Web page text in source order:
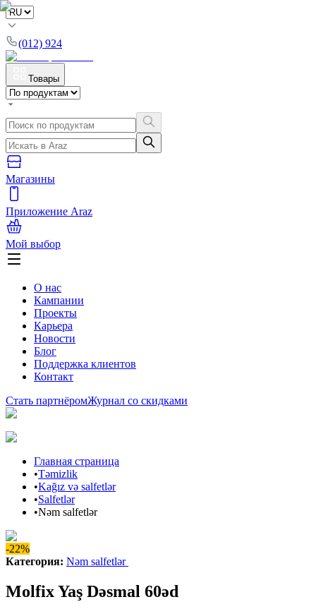
(012) 924
Товары
Магазины
Приложение Araz
Мой выбор
О нас
Кампании
Проекты
Карьера
Новости
Блог
Поддержка клиентов
Контакт
Стать партнёромЖурнал со скидками
Главная страница
•Təmizlik
•Kağız və salfetlər
•Salfetlər
•Nəm salfetlər
-22%
Категория: Nəm salfetlər
Molfix Yaş Dəsmal 60əd